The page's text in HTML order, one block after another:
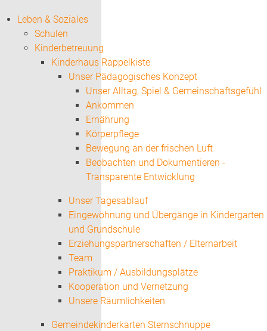
Leben & Soziales
Schulen
Kinderbetreuung
Kinderhaus Rappelkiste
Unser Pädagogisches Konzept
Unser Alltag, Spiel & Gemeinschaftsgefühl
Ankommen
Ernährung
Körperpflege
Bewegung an der frischen Luft
Beobachten und Dokumentieren -
Transparente Entwicklung
Unser Tagesablauf
Eingewöhnung und Übergänge in Kindergarten
und Grundschule
Erziehungspartnerschaften / Elternarbeit
Team
Praktikum / Ausbildungsplätze
Kooperation und Vernetzung
Unsere Räumlichkeiten
Gemeindekinderkarten Sternschnuppe